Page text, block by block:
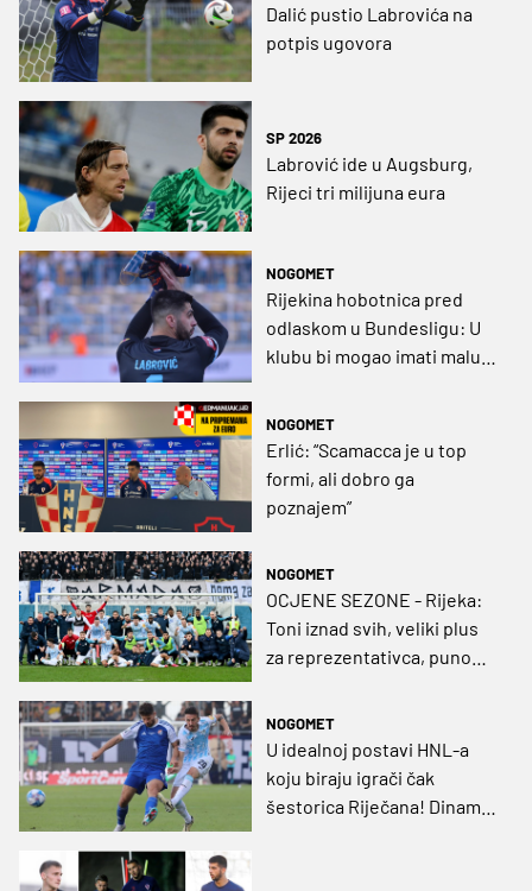
Dalić pustio Labrovića na
potpis ugovora
SP 2026
Labrović ide u Augsburg,
Rijeci tri milijuna eura
NOGOMET
Rijekina hobotnica pred
odlaskom u Bundesligu: U
klubu bi mogao imati malu
NOGOMET
Erlić: “Scamacca je u top
formi, ali dobro ga
poznajem”
NOGOMET
OCJENE SEZONE - Rijeka:
Toni iznad svih, veliki plus
za reprezentativca, puno
'topova'
NOGOMET
U idealnoj postavi HNL-a
koju biraju igrači čak
šestorica Riječana! Dinamo